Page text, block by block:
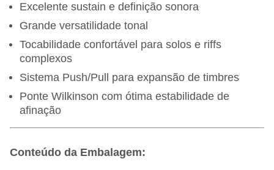
Excelente sustain e definição sonora
Grande versatilidade tonal
Tocabilidade confortável para solos e riffs
complexos
Sistema Push/Pull para expansão de timbres
Ponte Wilkinson com ótima estabilidade de
afinação
Conteúdo da Embalagem: